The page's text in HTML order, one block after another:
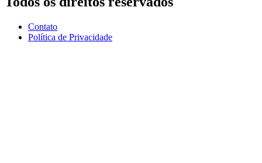
Contato
Política de Privacidade